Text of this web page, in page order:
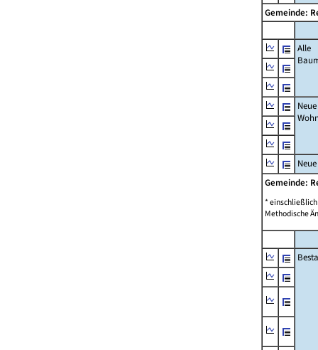
Gemeinde:
Alle
Neue
Gemeinde:
*
Methodische